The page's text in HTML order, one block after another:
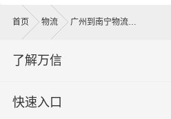
首页 物流 广州到南宁物流公司
了解万信
快速入口